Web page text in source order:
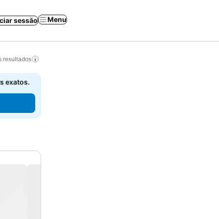
sessão Menu
resultados
exatos.